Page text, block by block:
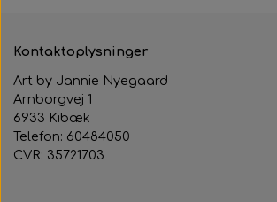
Kontaktoplysninger
Art by Jannie Nyegaard
Arnborgvej 1
6933 Kibæk
Telefon: 60484050
CVR: 35721703